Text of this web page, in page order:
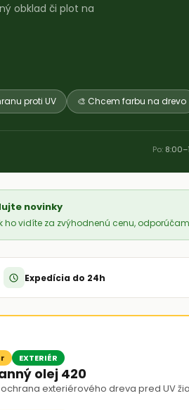
obklad či plot na
proti UV 🎨 Chcem farbu na drevo
Po:
novinky
vidíte za zvýhodnenú cenu,
Expedícia do 24h
EXTERIÉR
olej 420
exteriérového dreva pred UV